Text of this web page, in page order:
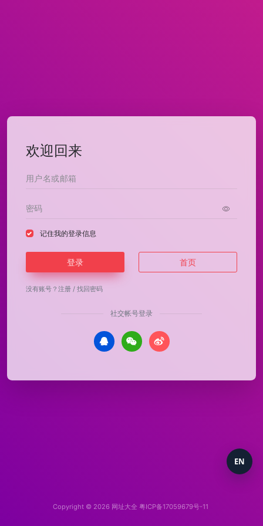
欢迎回来
记住我的登录信息
登录 首页
没有账号？ 注册 / 找回密码
社交帐号登录
Copyright © 2026 网址大全 粤ICP备17059679号-11
EN